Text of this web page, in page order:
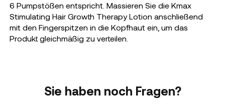
6 Pumpstößen entspricht. Massieren Sie die Kmax
Stimulating Hair Growth Therapy Lotion anschließend
mit den Fingerspitzen in die Kopfhaut ein, um das
Produkt gleichmäßig zu verteilen.
Sie haben noch Fragen?